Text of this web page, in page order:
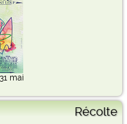
mai
Récolte